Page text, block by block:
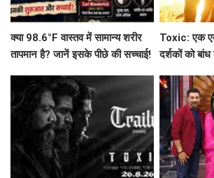
क्या 98.6°F वास्तव में सामान्य शरीर
तापमान है? जानें इसके पीछे की सच्चाई!
Toxic: एक
दर्शकों को बांध